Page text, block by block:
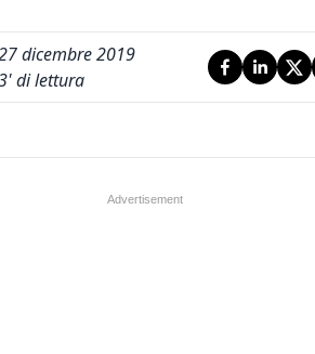
dicembre 2019
' di lettura